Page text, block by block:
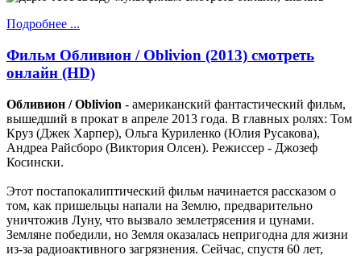
Подробнее ...
Фильм Обливион / Oblivion (2013) смотреть
онлайн (HD)
Обливион / Oblivion - американский фантастический фильм,
вышедший в прокат в апреле 2013 года. В главных ролях: Том
Круз (Джек Харпер), Ольга Куриленко (Юлия Русакова),
Андреа Райсборо (Виктория Олсен). Режиссер - Джозеф
Косински.
Этот постапокалиптический фильм начинается рассказом о
том, как пришельцы напали на Землю, предварительно
уничтожив Луну, что вызвало землетрясения и цунами.
Земляне победили, но Земля оказалась непригодна для жизни
из-за радиоактивного загрязнения. Сейчас, спустя 60 лет,